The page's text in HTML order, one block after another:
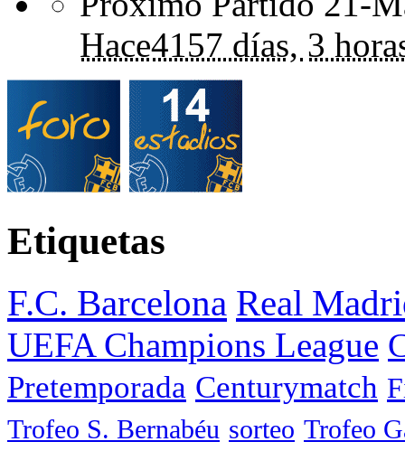
Hace4157 días, 3
Etiquetas
F.C. Barcelona Real
UEFA Champions League
Pretemporada Centurymatch
Trofeo S. Bernabéu sorteo Trofeo